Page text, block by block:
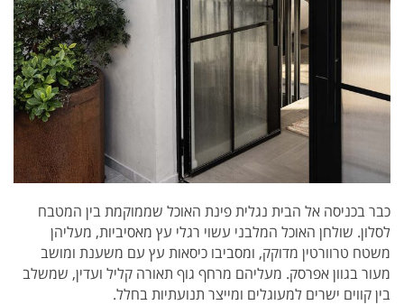
כבר בכניסה אל הבית נגלית פינת האוכל שממוקמת בין המטבח
לסלון. שולחן האוכל המלבני עשוי רגלי עץ מאסיביות, מעליהן
משטח טרוורטין מדוקק, ומסביבו כיסאות עץ עם משענת ומושב
מעור בגוון אפרסק. מעליהם מרחף גוף תאורה קליל ועדין, שמשלב
בין קווים ישרים למעוגלים ומייצר תנועתיות בחלל.